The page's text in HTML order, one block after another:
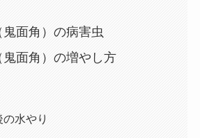
面角）の病害虫
面角）の増やし方
水やり